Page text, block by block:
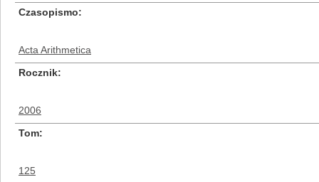
Czasopismo
Acta Arithmetica
Rocznik
2006
Tom
125